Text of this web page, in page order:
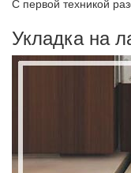
С первой техникой
Укладка на